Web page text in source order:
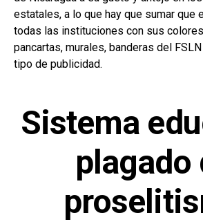
estatales, a lo que hay que sumar que
todas las instituciones con sus
pancartas, murales, banderas del
tipo de publicidad.
Sistema
plagado